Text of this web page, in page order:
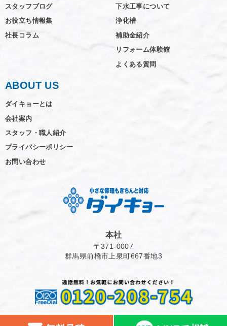
スタッフブログ
お役立ち情報集
社長コラム
下水工事について
浄化槽
補助金紹介
リフォーム体験館
よくある質問
ABOUT US
ダイキョーとは
会社案内
スタッフ・職人紹介
プライバシーポリシー
お問い合わせ
本社
〒371-0007
群馬県前橋市上泉町667番地3